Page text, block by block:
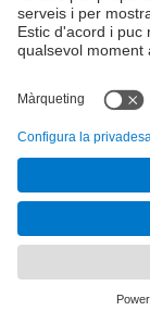
La recerca a la UPC
La transferència,
la innovació a la
Foment i suport a la
innovació
Serveis
Universitat
Contacte